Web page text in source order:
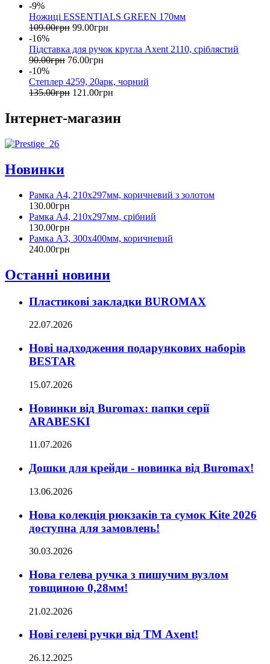
-9%
Ножиці ESSENTIALS GREEN 170мм
109.00грн 99.00грн
-16%
Підставка для ручок кругла Axent 2110, сріблястий
90.00грн 76.00грн
-10%
Степлер 4259, 20арк, чорний
135.00грн 121 .00грн
Інтернет-магазин
Новинки
Рамка А4, 210х297мм, коричневий з золотом
130.00грн
Рамка А4, 210х297мм, срібний
130.00грн
Рамка А3, 300х400мм, коричневий
240.00грн
Останні новини
Пластикові закладки BUROMAX
22.07.2026
Нові надходження подарункових наборів
BESTAR
15.07.2026
Новинки від Buromax: папки серії
ARABESKI
11.07.2026
Дошки для крейди - новинка від Buromax!
13.06.2026
Нова колекція рюкзаків та сумок Kite 2026
доступна для замовлень!
30.03.2026
Нова гелева ручка з пишучим вузлом
товщиною 0,28мм!
21.02.2026
Нові гелеві ручки від ТМ Axent!
26.12.2025